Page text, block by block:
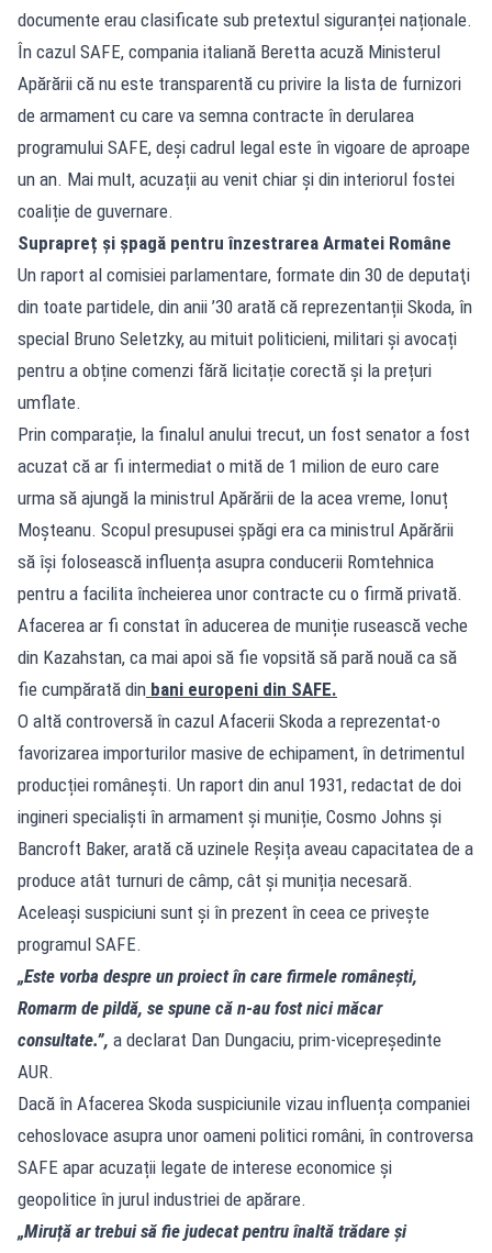
documente erau clasificate sub pretextul siguranței naționale.
În cazul SAFE, compania italiană Beretta acuză Ministerul
Apărării că nu este transparentă cu privire la lista de furnizori
de armament cu care va semna contracte în derularea
programului SAFE, deși cadrul legal este în vigoare de aproape
un an. Mai mult, acuzații au venit chiar și din interiorul fostei
coaliție de guvernare.
Suprapreț și șpagă pentru înzestrarea Armatei Române
Un raport al comisiei parlamentare, formate din 30 de deputaţi
din toate partidele, din anii ’30 arată că reprezentanții Skoda, în
special Bruno Seletzky, au mituit politicieni, militari și avocați
pentru a obține comenzi fără licitație corectă și la prețuri
umflate.
Prin comparație, la finalul anului trecut, un fost senator a fost
acuzat că ar fi intermediat o mită de 1 milion de euro care
urma să ajungă la ministrul Apărării de la acea vreme, Ionuț
Moșteanu. Scopul presupusei șpăgi era ca ministrul Apărării
să își folosească influența asupra conducerii Romtehnica
pentru a facilita încheierea unor contracte cu o firmă privată.
Afacerea ar fi constat în aducerea de muniție rusească veche
din Kazahstan, ca mai apoi să fie vopsită să pară nouă ca să
fie cumpărată din bani europeni din SAFE.
O altă controversă în cazul Afacerii Skoda a reprezentat-o
favorizarea importurilor masive de echipament, în detrimentul
producției românești. Un raport din anul 1931, redactat de doi
ingineri specialiști în armament și muniție, Cosmo Johns și
Bancroft Baker, arată că uzinele Reșița aveau capacitatea de a
produce atât turnuri de câmp, cât și muniția necesară.
Aceleași suspiciuni sunt și în prezent în ceea ce privește
programul SAFE.
„Este vorba despre un proiect în care firmele românești,
Romarm de pildă, se spune că n-au fost nici măcar
consultate.”, a declarat Dan Dungaciu, prim-vicepreședinte
AUR.
Dacă în Afacerea Skoda suspiciunile vizau influența companiei
cehoslovace asupra unor oameni politici români, în controversa
SAFE apar acuzații legate de interese economice și
geopolitice în jurul industriei de apărare.
„Miruță ar trebui să fie judecat pentru înaltă trădare și